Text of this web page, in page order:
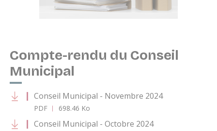
Compte-rendu du Conseil
Municipal
Conseil Municipal - Novembre 2024
PDF 698.46 Ko
Conseil Municipal - Octobre 2024